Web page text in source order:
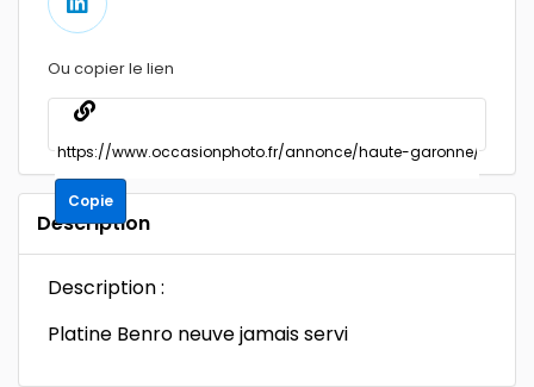
Ou copier le lien
Copie
Description
Description :
Platine Benro neuve jamais servi